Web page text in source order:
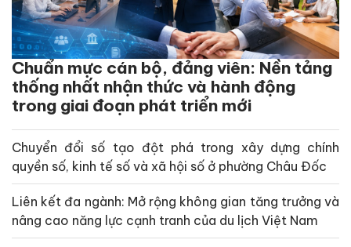
Chuẩn mực cán bộ, đảng viên: Nền tảng
thống nhất nhận thức và hành động
trong giai đoạn phát triển mới
Chuyển đổi số tạo đột phá trong xây dựng chính
quyền số, kinh tế số và xã hội số ở phường Châu Đốc
Liên kết đa ngành: Mở rộng không gian tăng trưởng và
nâng cao năng lực cạnh tranh của du lịch Việt Nam